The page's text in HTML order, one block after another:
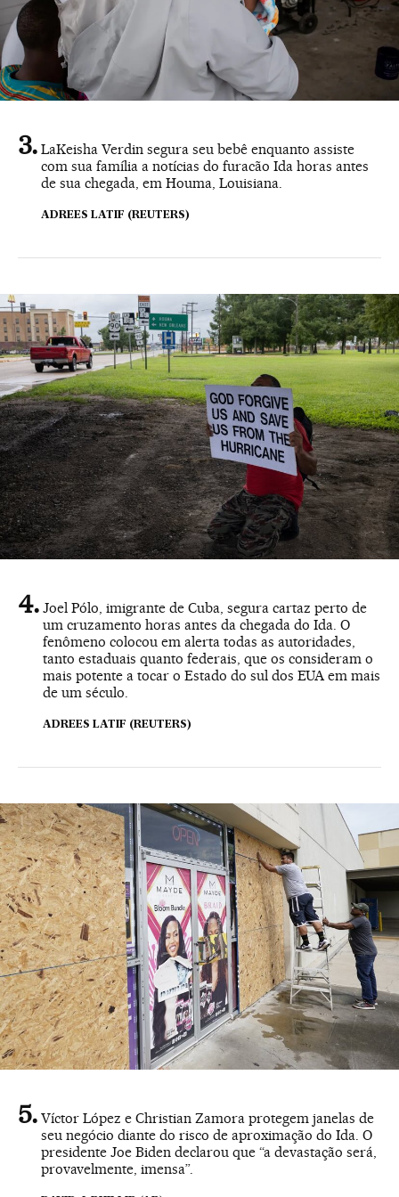
LaKeisha Verdin segura seu bebê enquanto assiste
com sua família a notícias do furacão Ida horas antes
de sua chegada, em Houma, Louisiana.
ADREES LATIF (REUTERS)
Joel Pólo, imigrante de Cuba, segura cartaz perto de
um cruzamento horas antes da chegada do Ida. O
fenômeno colocou em alerta todas as autoridades,
tanto estaduais quanto federais, que os consideram o
mais potente a tocar o Estado do sul dos EUA em mais
de um século.
ADREES LATIF (REUTERS)
Víctor López e Christian Zamora protegem janelas de
seu negócio diante do risco de aproximação do Ida. O
presidente Joe Biden declarou que “a devastação será,
provavelmente, imensa”.